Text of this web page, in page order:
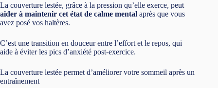
La couverture lestée, grâce à la pression qu’elle exerce, peut
aider à maintenir cet état de calme mental après que vous
avez posé vos haltères.
C’est une transition en douceur entre l’effort et le repos, qui
aide à éviter les pics d’anxiété post-exercice.
La couverture lestée permet d’améliorer votre sommeil après un
entraînement